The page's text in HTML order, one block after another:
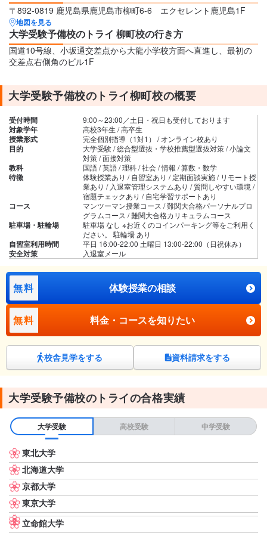
〒892-0819 鹿児島県鹿児島市柳町6-6 エクセレント鹿児島1F
地図を見る
大学受験予備校のトライ 柳町校の行き方
国道10号線、小坂通交差点から大龍小学校方面へ直進し、最初の
交差点右側角のビル1F
大学受験予備校のトライ柳町校の概要
受付時間 9:00～23:00／土日・祝日も受付しております
対象学年 高校3年生 / 高卒生
授業形式 完全個別指導（1対1） / オンライン校あり
目的
大学受験 / 総合型選抜・学校推薦型選抜対策 / 小論文
対策 / 面接対策
教科 国語 / 英語 / 理科 / 社会 / 情報 / 算数・数学
特徴
体験授業あり / 自習室あり / 定期面談実施 / リモート授
業あり / 入退室管理システムあり / 質問しやすい環境 /
宿題チェックあり / 自宅学習サポートあり
コース
マンツーマン授業コース / 難関大合格パーソナルプロ
グラムコース / 難関大合格カリキュラムコース
駐車場・駐輪場
駐車場 なし ※お近くのコインパーキング等をご利用く
ださい。 駐輪場 あり
自習室利用時間 平日 16:00-22:00 土曜日 13:00-22:00（日祝休み）
安全対策 入退室メール
無料 体験授業の相談
無料 料金・コースを知りたい
校舎見学をする 資料請求をする
大学受験予備校のトライの合格実績
大学受験 高校受験 中学受験
東北大学
北海道大学
京都大学
東京大学
立命館大学